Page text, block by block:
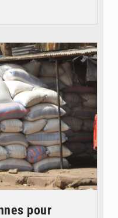
pour